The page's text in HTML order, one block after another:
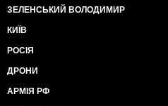
ЗЕЛЕНСЬКИЙ ВОЛОДИМИР
КИЇВ
РОСІЯ
ДРОНИ
АРМІЯ РФ